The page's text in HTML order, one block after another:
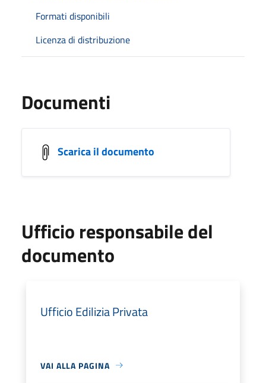
Formati disponibili
Licenza di distribuzione
Documenti
Scarica il documento
Ufficio responsabile del
documento
Ufficio Edilizia Privata
VAI ALLA PAGINA